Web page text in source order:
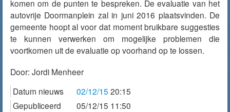
komen om de punten te bespreken. De evaluatie van het
autovrije Doormanplein zal in juni 2016 plaatsvinden. De
gemeente hoopt al voor dat moment bruikbare suggesties
te kunnen verwerken om mogelijke problemen die
voortkomen uit de evaluatie op voorhand op te lossen.
Door: Jordi Menheer
Datum nieuws
02/12/15 20:15
Gepubliceerd
05/12/15 11:50